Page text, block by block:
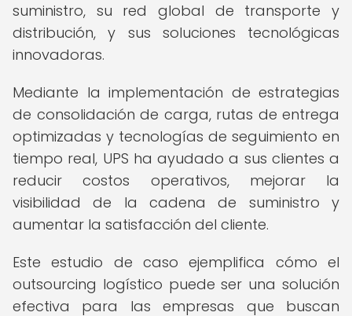
suministro, su red global de transporte y
distribución, y sus soluciones tecnológicas
innovadoras.
Mediante la implementación de estrategias
de consolidación de carga, rutas de entrega
optimizadas y tecnologías de seguimiento en
tiempo real, UPS ha ayudado a sus clientes a
reducir costos operativos, mejorar la
visibilidad de la cadena de suministro y
aumentar la satisfacción del cliente.
Este estudio de caso ejemplifica cómo el
outsourcing logístico puede ser una solución
efectiva para las empresas que buscan